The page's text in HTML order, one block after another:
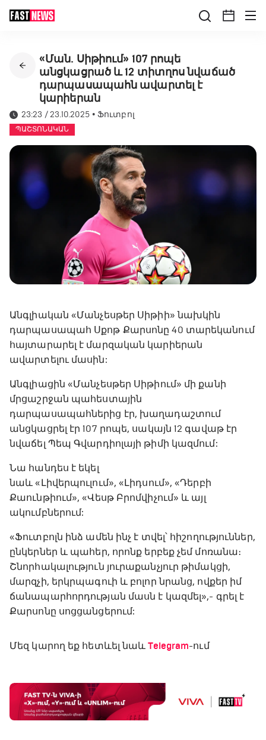
«Ման. Սիթիում» 107 րոպե
անցկացրած և 12 տիտղոս նվաճած
դարպասապահն ավարտել է
կարիերան
23:23 / 23.10.2025 •Ֆուտբոլ
ՊԱՇՏՈՆԱԿԱՆ
Անգլիական «Մանչեսթեր Սիթիի» նախկին
դարպասապահ Սքոթ Քարսոնը 40 տարեկանում
հայտարարել է մարզական կարիերան
ավարտելու մասին:
Անգլիացին «Մանչեսթեր Սիթիում» մի քանի
մրցաշրջան պահեստային
դարպասապահներից էր, խաղադաշտում
անցկացրել էր 107 րոպե, սակայն 12 գավաթ էր
նվաճել Պեպ Գվարդիոլայի թիմի կազմում:
Նա հանդես է եկել
նաև «Լիվերպուլում», «Լիդսում», «Դերբի
Քաունթիում», «Վեսթ Բրոմվիչում» և այլ
ակումբներում:
«Ֆուտբոլն ինձ ամեն ինչ է տվել՝ հիշողություններ,
ընկերներ և պահեր, որոնք երբեք չեմ մոռանա։
Շնորհակալություն յուրաքանչյուր թիմակցի,
մարզչի, երկրպագուի և բոլոր նրանց, ովքեր իմ
ճանապարհորդության մասն է կազմել»,- գրել է
Քարսոնը սոցցանցերում:
Մեզ կարող եք հետևել նաև Telegram-ում